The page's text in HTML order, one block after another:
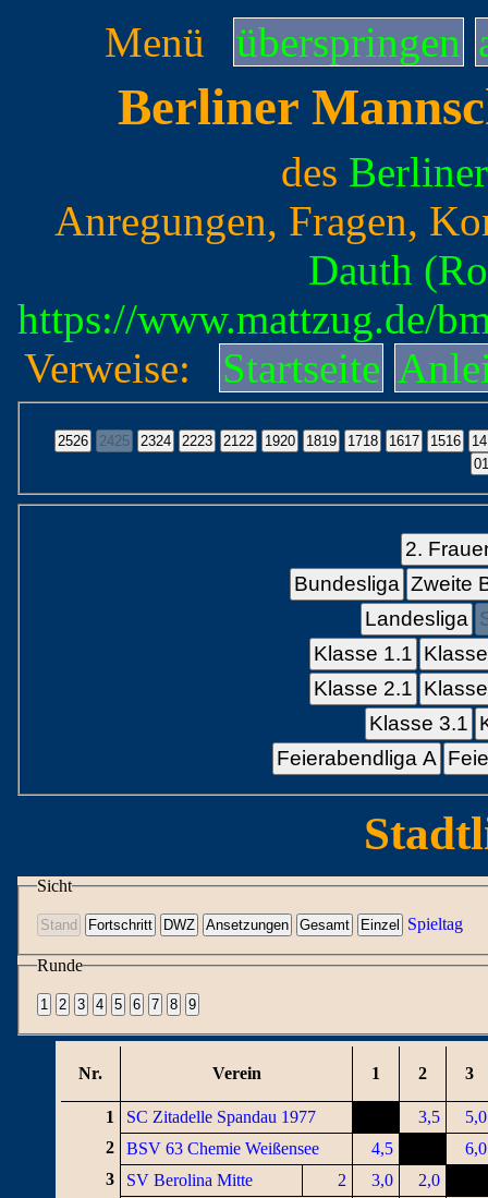
Menü überspringen
Berliner
des
Anregungen, Fragen,
Dauth
https://www.mattzug.de/
Verweise:
Startseite
2.
Bundesliga Zweite
Landesliga
Klasse 1.1
Klasse 2.1
Klasse 3.1
Feierabendliga A
Sicht
Spieltag
Runde
Nr. Verein 1 2 3
1 SC Zitadelle Spandau 1977 3,5
5,0
2
BSV 63 Chemie Weißensee 4,5
6,0
3
SV Berolina Mitte 2 3,0
2,0